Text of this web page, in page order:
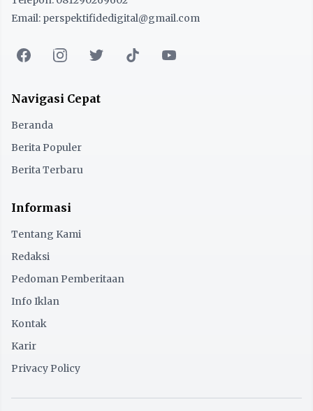
Email: perspektifidedigital@gmail.com
Navigasi Cepat
Beranda
Berita Populer
Berita Terbaru
Informasi
Tentang Kami
Redaksi
Pedoman Pemberitaan
Info Iklan
Kontak
Karir
Privacy Policy